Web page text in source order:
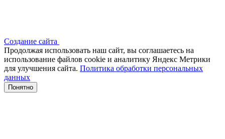
Создание сайта
Продолжая использовать наш сайт, вы соглашаетесь на
использование файлов сооkіе и аналитику Яндекс Метрики
для улучшения сайта. Политика обработки персональных
данных
Понятно